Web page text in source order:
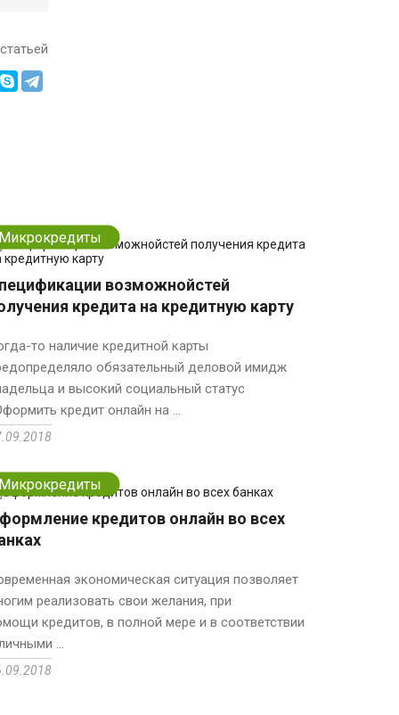
Микрокредиты
возможнойстей
кредита на кредитную карту
то наличие кредитной карты
обязательный деловой имидж
и высокий социальный статус
кредит онлайн на ...
Микрокредиты
кредитов онлайн во всех
экономическая ситуация позволяет
реализовать свои желания, при
кредитов, в полной мере и в соответствии
...